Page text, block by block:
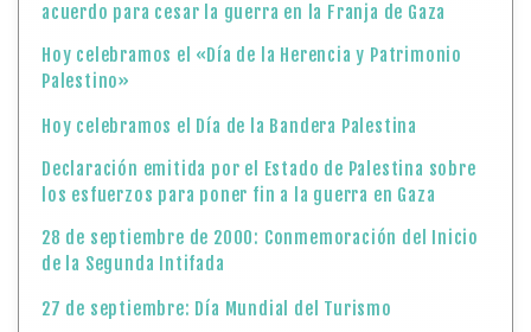
acuerdo para cesar la guerra en la Franja de Gaza
Hoy celebramos el «Día de la Herencia y Patrimonio
Palestino»
Hoy celebramos el Día de la Bandera Palestina
Declaración emitida por el Estado de Palestina sobre
los esfuerzos para poner fin a la guerra en Gaza
28 de septiembre de 2000: Conmemoración del Inicio
de la Segunda Intifada
27 de septiembre: Día Mundial del Turismo